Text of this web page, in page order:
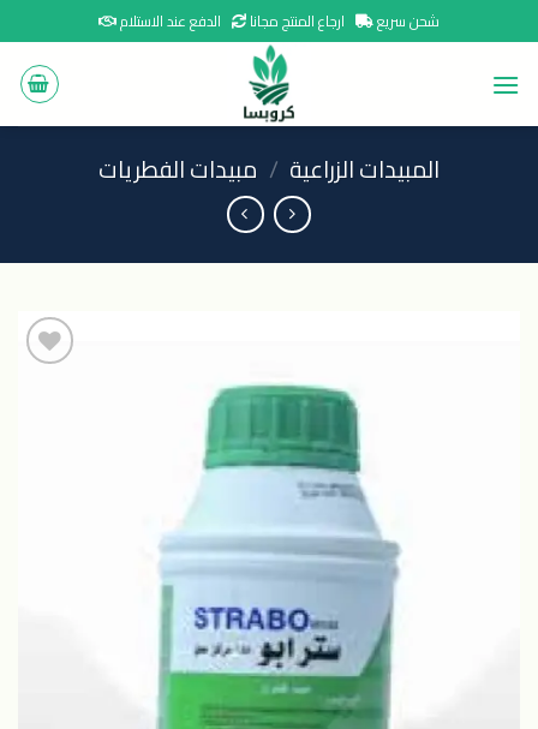
to
content
شحن سريع ارجاع المنتج مجانا الدفع عند الاستلام
المبيدات الزراعية / مبيدات الفطريات